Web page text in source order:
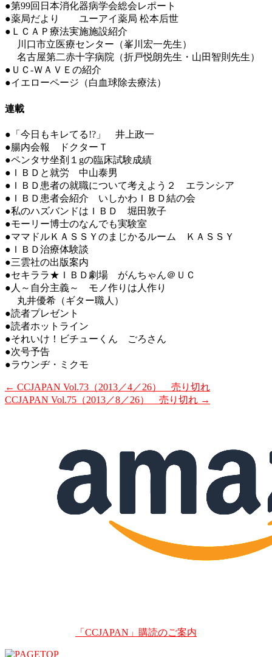
●第99回日本消化器病学会総会レポート
●薬局だより ユーアイ薬局 松本后世
●ＬＣＡＰ療法実施施設紹介
川口市立医療センター（峯川宏一先生）
名古屋第二赤十字病院（折戸悦朗先生・山田智則先生）
●ＵＣ-ＷＡＶＥの紹介
●イエローページ（白血球除去療法）
連載
●「今日もキレてる!?」 井上政一
●腸内会報 ドクターＴ
●ペンタサ坐剤１gの臨床試験成績
●ＩＢＤと就労 中山泰男
●ＩＢＤ患者の就職について考えよう２ エランシア
●ＩＢＤ患者会紹介 いしかわＩＢＤ結の会
●私のハズバンドはＩＢＤ 堀田敦子
●モーリー博士のなんでも実験室
●ママドルＫＡＳＳＹのまじかるルーム ＫＡＳＳＹ
●ＩＢＤ治療体験談
●三雲社の出版案内
●セキララ★ＩＢＤ劇場 がんちゃん＠ＵＣ
●人～自分主義～ モノ作りは人作り
丸井優希（ギター職人）
●読者プレゼント
●読者ホットライン
●それいけ！ビチューくん ごろさん
●次号予告
●ラウンヂ・ミクモ
← CCJAPAN Vol.73（2013／4／26） 売り切れ
CCJAPAN Vol.75（2013／8／26） 売り切れ →
「CCJAPAN」購読のご案内